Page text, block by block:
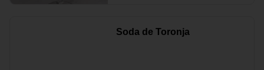
Soda de Toronja